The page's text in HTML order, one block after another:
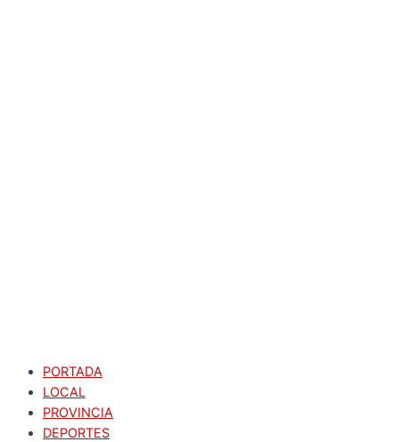
PORTADA
LOCAL
PROVINCIA
DEPORTES